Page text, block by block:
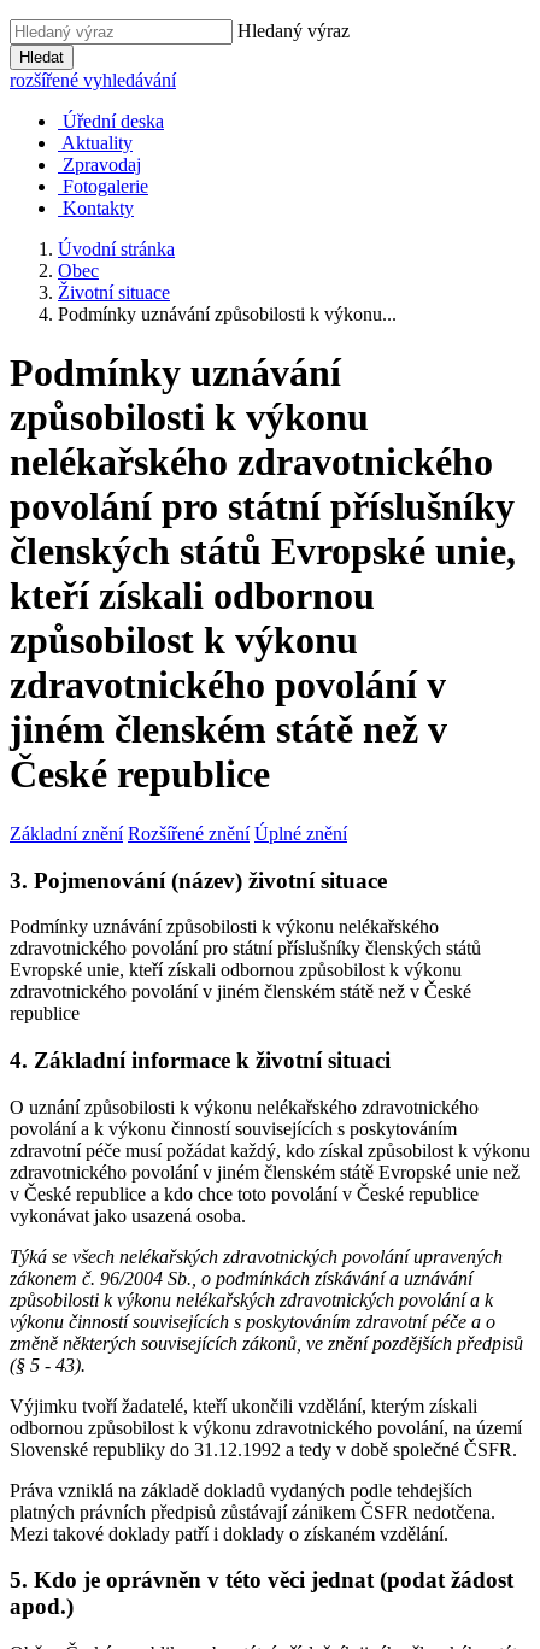
Hledaný výraz
Hledat
rozšířené vyhledávání
Úřední deska
Aktuality
Zpravodaj
Fotogalerie
Kontakty
Úvodní stránka
Obec
Životní situace
Podmínky uznávání způsobilosti k výkonu...
Podmínky uznávání
způsobilosti k výkonu
nelékařského zdravotnického
povolání pro státní příslušníky
členských států Evropské unie,
kteří získali odbornou
způsobilost k výkonu
zdravotnického povolání v
jiném členském státě než v
České republice
Základní znění Rozšířené znění Úplné znění
3. Pojmenování (název) životní situace
Podmínky uznávání způsobilosti k výkonu nelékařského
zdravotnického povolání pro státní příslušníky členských států
Evropské unie, kteří získali odbornou způsobilost k výkonu
zdravotnického povolání v jiném členském státě než v České
republice
4. Základní informace k životní situaci
O uznání způsobilosti k výkonu nelékařského zdravotnického
povolání a k výkonu činností souvisejících s poskytováním
zdravotní péče musí požádat každý, kdo získal způsobilost k výkonu
zdravotnického povolání v jiném členském státě Evropské unie než
v České republice a kdo chce toto povolání v České republice
vykonávat jako usazená osoba.
Týká se všech nelékařských zdravotnických povolání upravených
zákonem č. 96/2004 Sb., o podmínkách získávání a uznávání
způsobilosti k výkonu nelékařských zdravotnických povolání a k
výkonu činností souvisejících s poskytováním zdravotní péče a o
změně některých souvisejících zákonů, ve znění pozdějších předpisů
(§ 5 - 43).
Výjimku tvoří žadatelé, kteří ukončili vzdělání, kterým získali
odbornou způsobilost k výkonu zdravotnického povolání, na území
Slovenské republiky do 31.12.1992 a tedy v době společné ČSFR.
Práva vzniklá na základě dokladů vydaných podle tehdejších
platných právních předpisů zůstávají zánikem ČSFR nedotčena.
Mezi takové doklady patří i doklady o získaném vzdělání.
5. Kdo je oprávněn v této věci jednat (podat žádost
apod.)